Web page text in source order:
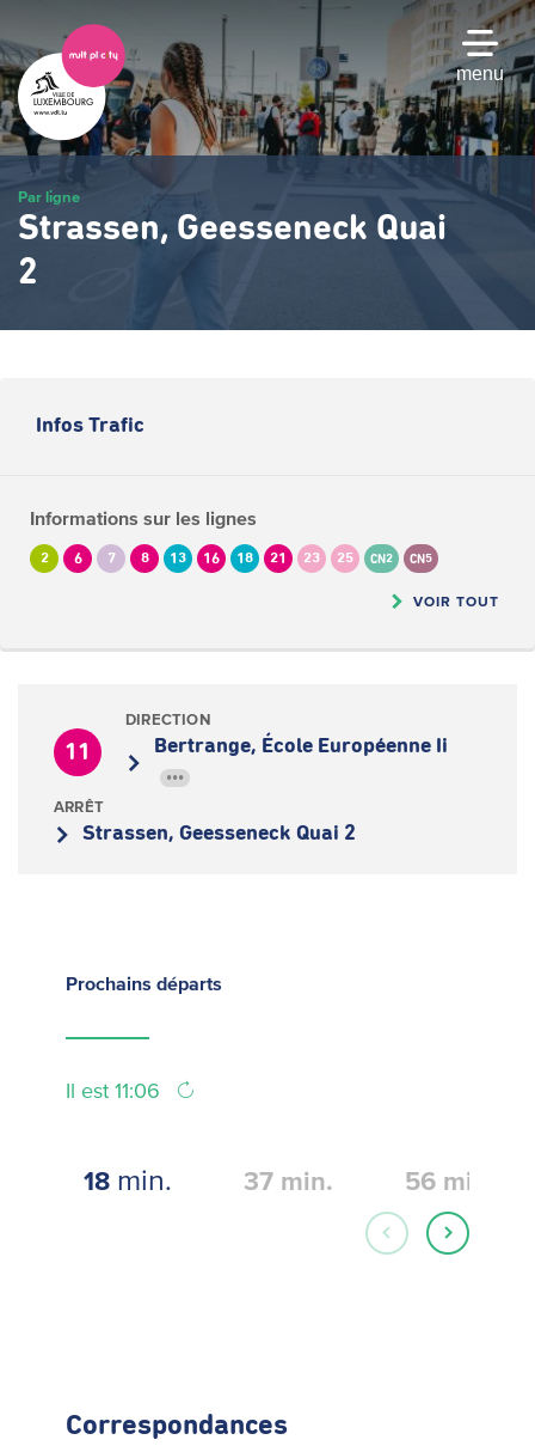
au
contenu
principal
menu
Par ligne
Strassen, Geesseneck Quai
2
Infos Trafic
Informations sur les lignes
2 6 7 8 13 16 18 21 23 25 CN2 CN5
VOIR TOUT
11
DIRECTION
Bertrange, École Européenne Ii
•••
ARRÊT
Strassen, Geesseneck Quai 2
Prochains départs
Il est 11:06
18 min. 37 min. 56 min.
Correspondances